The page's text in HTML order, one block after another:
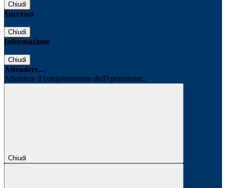
Chiudi
Successo
Chiudi
Informazione
Chiudi
Attendere...
Attendere il completamento dell'operazione...
Chiudi